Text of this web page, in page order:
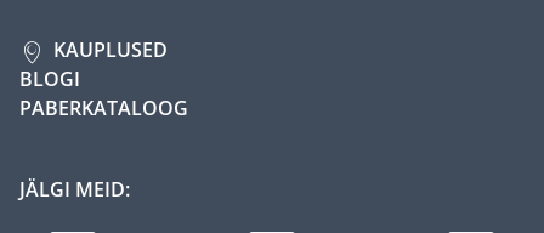
KAUPLUSED
BLOGI
PABERKATALOOG
JÄLGI MEID: